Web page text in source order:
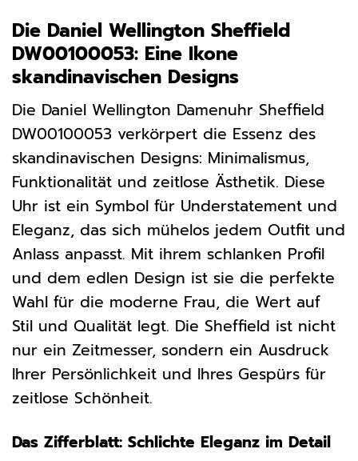
Die Daniel Wellington Sheffield
DW00100053: Eine Ikone
skandinavischen Designs
Die Daniel Wellington Damenuhr Sheffield
DW00100053 verkörpert die Essenz des
skandinavischen Designs: Minimalismus,
Funktionalität und zeitlose Ästhetik. Diese
Uhr ist ein Symbol für Understatement und
Eleganz, das sich mühelos jedem Outfit und
Anlass anpasst. Mit ihrem schlanken Profil
und dem edlen Design ist sie die perfekte
Wahl für die moderne Frau, die Wert auf
Stil und Qualität legt. Die Sheffield ist nicht
nur ein Zeitmesser, sondern ein Ausdruck
Ihrer Persönlichkeit und Ihres Gespürs für
zeitlose Schönheit.
Das Zifferblatt: Schlichte Eleganz im Detail